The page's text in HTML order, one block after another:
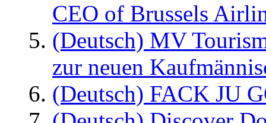
CEO of Brussels
(Deutsch) MV
zur neuen
(Deutsch) FACK JU